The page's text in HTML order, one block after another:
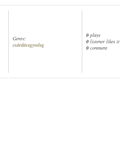
Genre:
csárdásegyveleg
0 plays
0 listener likes it
0 comment